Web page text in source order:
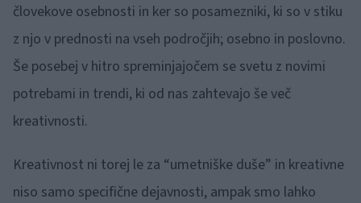
človekove osebnosti in ker so posamezniki, ki so v stiku
z njo v prednosti na vseh področjih; osebno in poslovno.
Še posebej v hitro spreminjajočem se svetu z novimi
potrebami in trendi, ki od nas zahtevajo še več
kreativnosti.
Kreativnost ni torej le za “umetniške duše” in kreativne
niso samo specifične dejavnosti, ampak smo lahko